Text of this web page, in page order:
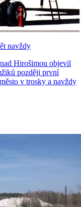
navždy
Hirošimou objevil
později první
v trosky a navždy